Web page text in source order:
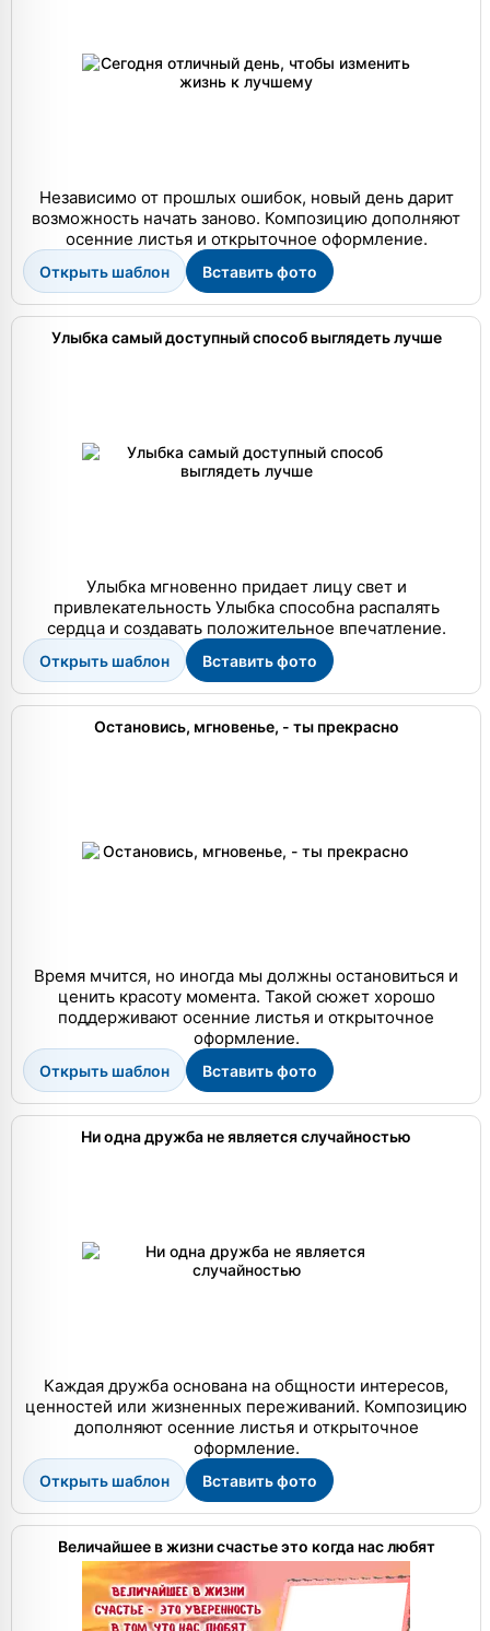
Независимо от прошлых ошибок, новый день дарит
возможность начать заново. Композицию дополняют
осенние листья и открыточное оформление.
Открыть шаблон Вставить фото
Улыбка самый доступный способ выглядеть лучше
Улыбка мгновенно придает лицу свет и
привлекательность Улыбка способна распалять
сердца и создавать положительное впечатление.
Открыть шаблон Вставить фото
Остановись, мгновенье, - ты прекрасно
Время мчится, но иногда мы должны остановиться и
ценить красоту момента. Такой сюжет хорошо
поддерживают осенние листья и открыточное
оформление.
Открыть шаблон Вставить фото
Ни одна дружба не является случайностью
Каждая дружба основана на общности интересов,
ценностей или жизненных переживаний. Композицию
дополняют осенние листья и открыточное
оформление.
Открыть шаблон Вставить фото
Величайшее в жизни счастье это когда нас любят